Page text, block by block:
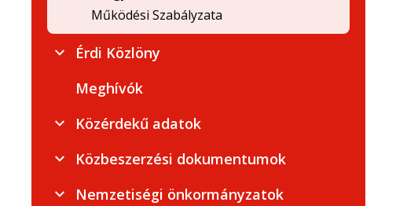
Működési Szabályzata
Érdi Közlöny
Meghívók
Közérdekű adatok
Közbeszerzési dokumentumok
Nemzetiségi önkormányzatok